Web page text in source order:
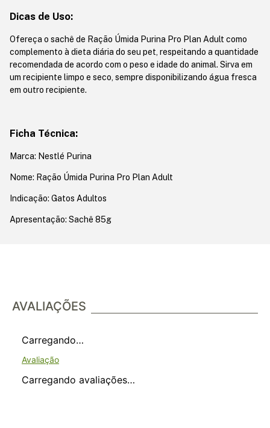
Dicas de Uso:
Ofereça o sachê de Ração Úmida Purina Pro Plan Adult como
complemento à dieta diária do seu pet, respeitando a quantidade
recomendada de acordo com o peso e idade do animal. Sirva em
um recipiente limpo e seco, sempre disponibilizando água fresca
em outro recipiente.
Ficha Técnica:
Marca: Nestlé Purina
Nome: Ração Úmida Purina Pro Plan Adult
Indicação: Gatos Adultos
Apresentação: Sachê 85g
AVALIAÇÕES
Carregando…
Carregando avaliações…